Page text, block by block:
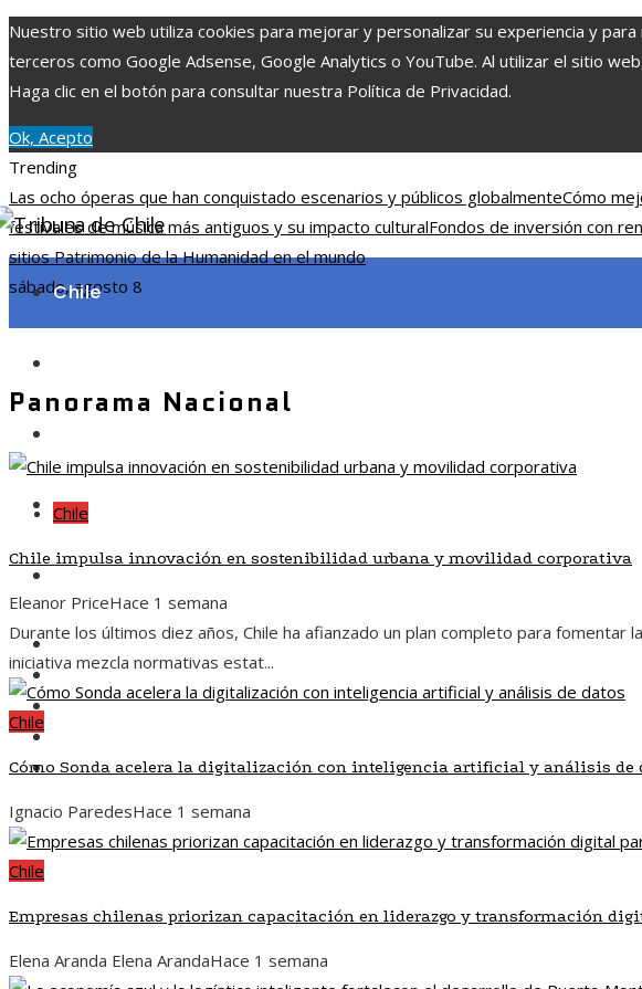
Nuestro sitio web utiliza cookies para mejorar y personalizar su experiencia y
terceros como Google Adsense, Google Analytics o YouTube. Al utilizar el sitio
Haga clic en el botón para consultar nuestra Política de Privacidad.
Ok, Acepto
Trending
Las ocho óperas que han conquistado escenarios y públicos globalmenteCómo
festivales de música más antiguos y su impacto culturalFondos de inversión con
sitios Patrimonio de la Humanidad en el mundo
sábado, agosto 8
Chile
Responsabilidad social
Inversiones y negocios
Chile
Ciencia y tecnología
Cultura y ocio
Inversiones y negocios
Panorama Nacional
Chile
Chile impulsa innovación en sostenibilidad urbana y movilidad corporativa
Eleanor PriceHace 1 semana
Durante los últimos diez años, Chile ha afianzado un plan completo para
iniciativa mezcla normativas estat...
Chile
Cómo Sonda acelera la digitalización con inteligencia artificial y análisis de
Ignacio ParedesHace 1 semana
Chile
Empresas chilenas priorizan capacitación en liderazgo y transformación
Elena Aranda Elena ArandaHace 1 semana